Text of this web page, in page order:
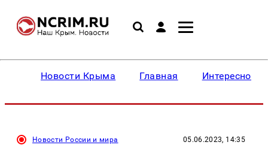
Новости Крыма Главная Интересное
Новости России и мира 05.06.2023, 14:35